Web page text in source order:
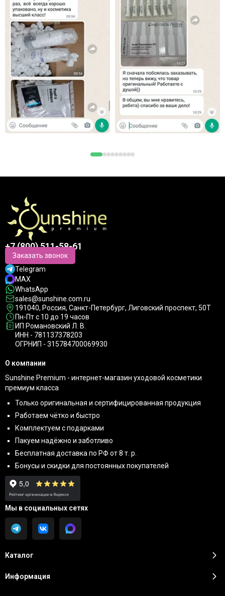
+7 (800) 511-58-61
Заказать звонок
Telegram
MAX
WhatsApp
sales@sunshine.com.ru
191040, Россия, Санкт-Петербург, Лиговский проспект, 50Т
Пн-Пт с 10 до 19 часов
ИП Романовский Л. В.
ИНН - 781137378203
ОГРНИП - 315784700069930
Каталог
Информация
О компании
Sunshine Premium - интернет-магазин уходовой косметики
премиум класса
Только оригинальная и сертифицированная продукция
Работаем чётко и быстро
Комплектуем с подарками
Пакуем надёжно и заботливо
Бесплатная доставка по РФ от 8 т. р.
Бонусы и скидки для постоянных покупателей
Мы в социальных сетях